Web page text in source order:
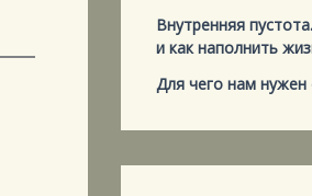
Внутренняя
и как наполнить
Для чего нам нужен